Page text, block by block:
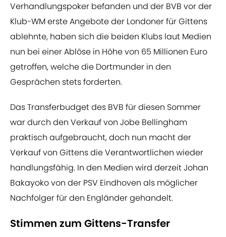
Verhandlungspoker befanden und der BVB vor der
Klub-WM erste Angebote der Londoner für Gittens
ablehnte, haben sich die beiden Klubs laut Medien
nun bei einer Ablöse in Höhe von 65 Millionen Euro
getroffen, welche die Dortmunder in den
Gesprächen stets forderten.
Das Transferbudget des BVB für diesen Sommer
war durch den Verkauf von Jobe Bellingham
praktisch aufgebraucht, doch nun macht der
Verkauf von Gittens die Verantwortlichen wieder
handlungsfähig. In den Medien wird derzeit Johan
Bakayoko von der PSV Eindhoven als möglicher
Nachfolger für den Engländer gehandelt.
Stimmen zum Gittens-Transfer